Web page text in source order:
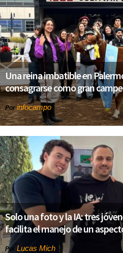
Una reina imbatible en
consagrarse como gran
Porinfocampo
Solo una foto y la IA: tres
facilita el manejo de un
Por Lucas Mich